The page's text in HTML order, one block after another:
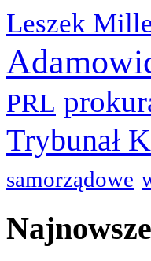
Leszek
PRL
Trybunał
samorządowe